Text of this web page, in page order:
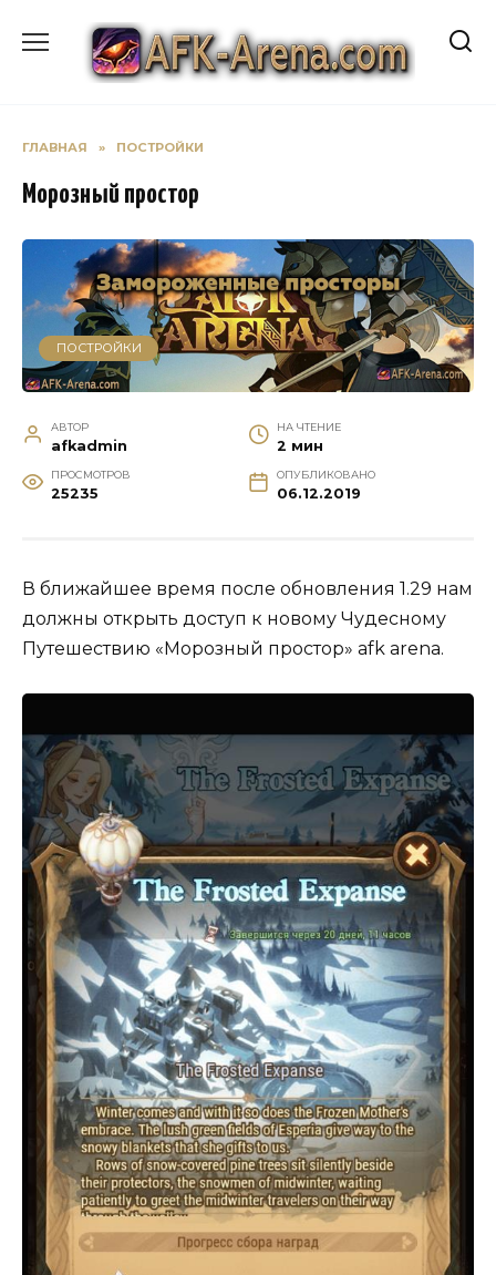
содержанию
ГЛАВНАЯ » ПОСТРОЙКИ
Морозный простор
ПОСТРОЙКИ
АВТОР
afkadmin
НА ЧТЕНИЕ
2 мин
ПРОСМОТРОВ
25235
ОПУБЛИКОВАНО
06.12.2019
В ближайшее время после обновления 1.29 нам
должны открыть доступ к новому Чудесному
Путешествию «Морозный простор» afk arena.